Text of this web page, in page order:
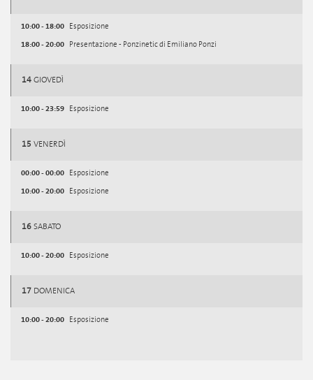
10:00 - 18:00 Esposizione
18:00 - 20:00 Presentazione - Ponzinetic di Emiliano Ponzi
14 GIOVEDÌ
10:00 - 23:59 Esposizione
15 VENERDÌ
00:00 - 00:00 Esposizione
10:00 - 20:00 Esposizione
16 SABATO
10:00 - 20:00 Esposizione
17 DOMENICA
10:00 - 20:00 Esposizione